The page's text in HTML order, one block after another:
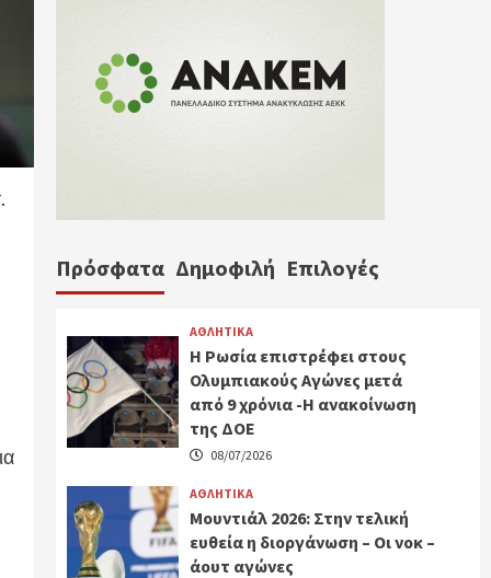
Πρόσφατα Δημοφιλή Επιλογές
ΑΘΛΗΤΙΚΑ
Η Ρωσία επιστρέφει στους
Ολυμπιακούς Αγώνες μετά
από 9 χρόνια -Η ανακοίνωση
της ΔΟΕ
08/07/2026
ΑΘΛΗΤΙΚΑ
Μουντιάλ 2026: Στην τελική
ευθεία η διοργάνωση – Οι νοκ –
άουτ αγώνες